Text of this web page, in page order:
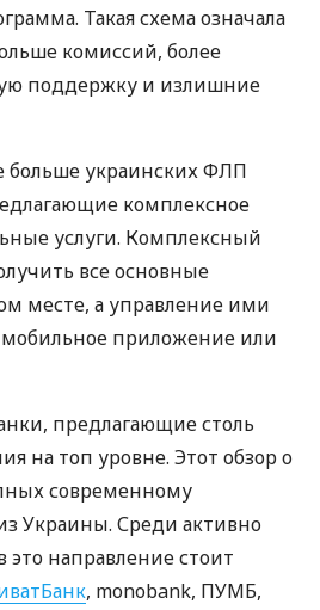
Такая схема означала
комиссий, более
поддержку и излишние
больше украинских ФЛП
комплексное
услуги. Комплексный
все основные
месте, а управление ими
мобильное приложение или
предлагающие столь
на топ уровне. Этот обзор о
современному
Украины. Среди активно
направление стоит
, monobank, ПУМБ,